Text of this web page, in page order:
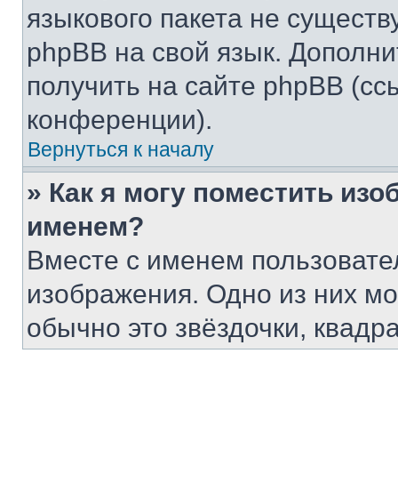
языкового пакета не
phpBB на свой язык.
получить на сайте phpBB
конференции).
Вернуться к началу
» Как я могу поместить
именем?
Вместе с именем
изображения. Одно из них
обычно это звёздочки,